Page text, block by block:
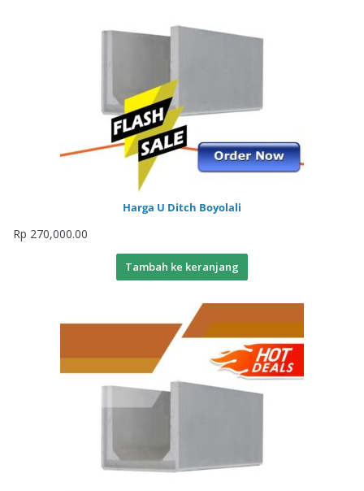
Harga U Ditch Boyolali
Rp 270,000.00
Tambah ke keranjang